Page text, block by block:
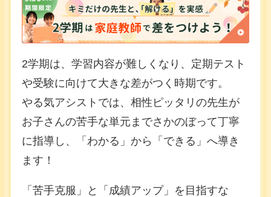
2学期は、学習内容が難しくなり、定期テスト
や受験に向けて大きな差がつく時期です。
やる気アシストでは、相性ピッタリの先生が
お子さんの苦手な単元までさかのぼって丁寧
に指導し、「わかる」から「できる」へ導き
ます！
「苦手克服」と「成績アップ」を目指すな